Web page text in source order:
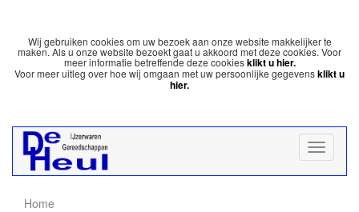
Wij gebruiken cookies om uw bezoek aan onze website makkelijker te
maken. Als u onze website bezoekt gaat u akkoord met deze cookies. Voor
meer informatie betreffende deze cookiesklikt u hier.
Voor meer uitleg over hoe wij omgaan met uw persoonlijke gegevensklikt u
hier.
Home